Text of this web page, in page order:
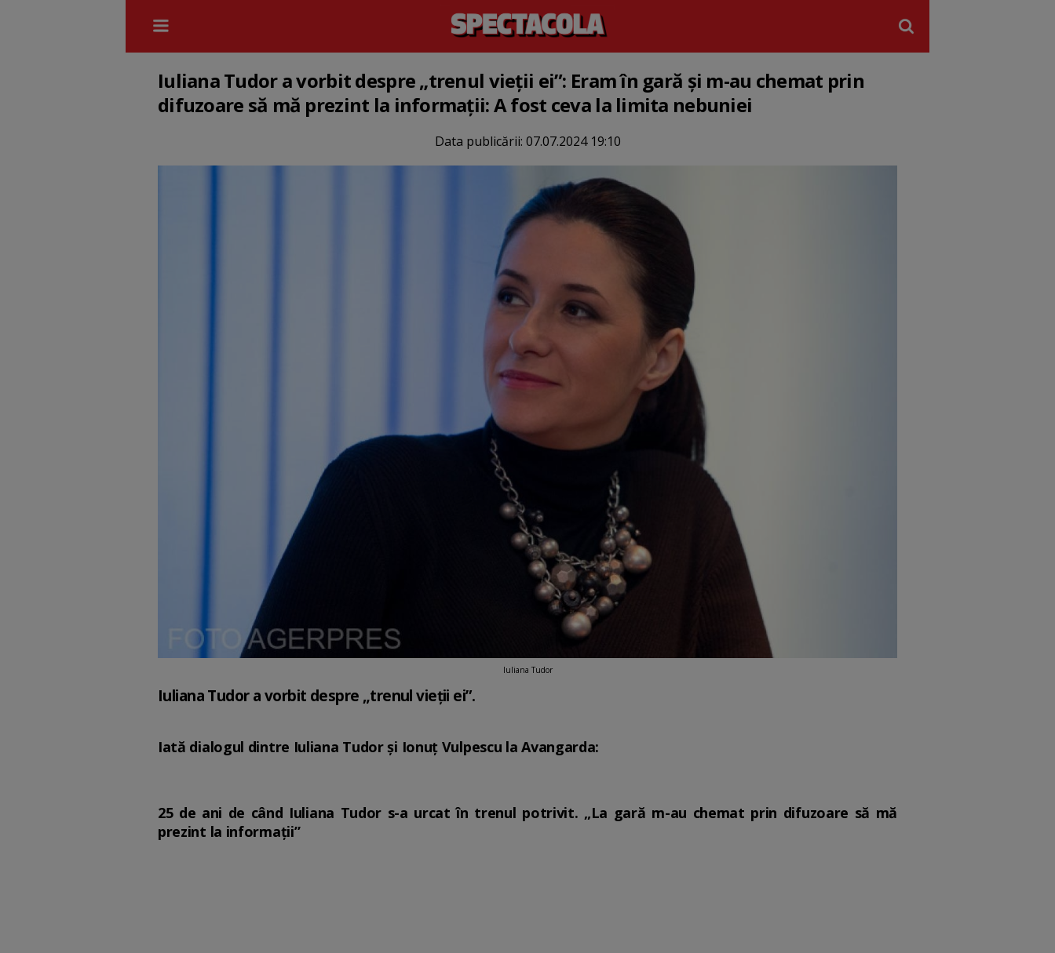
Iuliana Tudor a vorbit despre „trenul vieții ei”: Eram în gară și m-au chemat prin
difuzoare să mă prezint la informaţii: A fost ceva la limita nebuniei
Data publicării: 07.07.2024 19:10
Iuliana Tudor
Iuliana Tudor a vorbit despre „trenul vieții ei”.
Iată dialogul dintre Iuliana Tudor și Ionuț Vulpescu la Avangarda:
25 de ani de când Iuliana Tudor s-a urcat în trenul potrivit. „La gară m-au chemat prin difuzoare să mă
prezint la informaţii”